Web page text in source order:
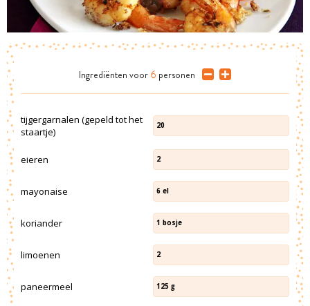
Ingrediënten voor 6 personen
tijgergarnalen (gepeld tot het
staartje)
20
eieren 2
mayonaise 6 el
koriander 1 bosje
limoenen 2
paneermeel 125 g